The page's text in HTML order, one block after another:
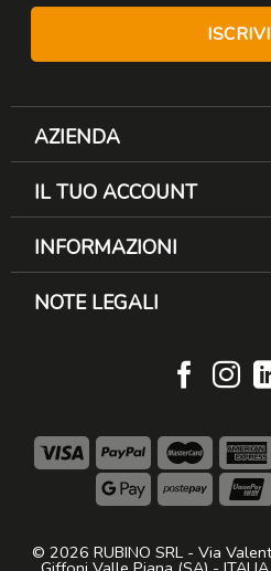
AZIENDA
IL TUO ACCOUNT
INFORMAZIONI
NOTE LEGALI
© 2026 RUBINO SRL - Via